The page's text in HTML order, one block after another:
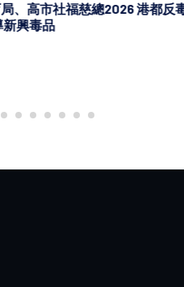
社福慈總2026 港都反毒盃